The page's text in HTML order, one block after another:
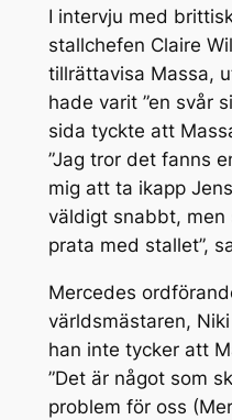
I intervju med
stallchefen Claire
tillrättavisa Massa,
hade varit ”en svår
sida tyckte att
”Jag tror det fanns
mig att ta ikapp
väldigt snabbt, men
prata med stallet”,
Mercedes
världsmästaren,
han inte tycker att
”Det är något som
problem för oss